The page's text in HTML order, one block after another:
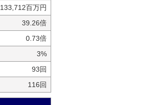
133,712百万円
39.26倍
0.73倍
3%
93回
116回